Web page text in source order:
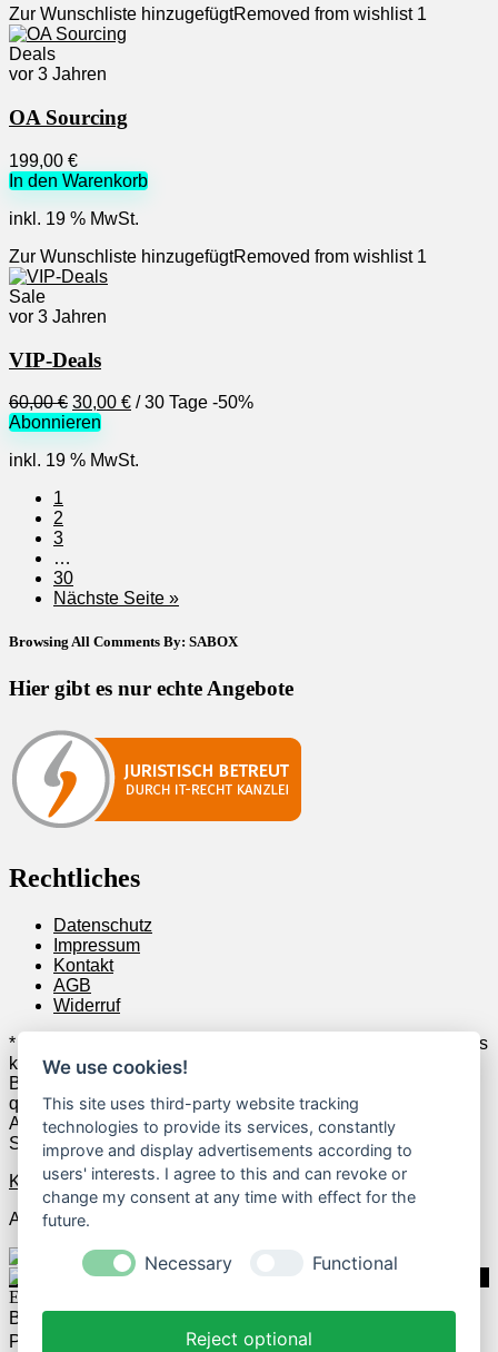
Zur Wunschliste hinzugefügtRemoved from wishlist 1
Deals
vor 3 Jahren
OA Sourcing
199,00 €
In den Warenkorb
inkl. 19 % MwSt.
Zur Wunschliste hinzugefügtRemoved from wishlist 1
Sale
vor 3 Jahren
VIP-Deals
60,00€ Ursprünglicher
Preis
60,00 €
30,00 €Aktueller
30,00 €.
/ 30 Tage -50%
Abonnieren
inkl. 19 % MwSt.
1
2
3
…
30
Nächste Seite »
Browsing All Comments By: SABOX
Hier gibt es nur echte Angebote
Rechtliches
Datenschutz
Impressum
Kontakt
AGB
Widerruf
* Wenn Du zum Anbieter klickst und anschließend z.B. etwas
kaufst, erhalten wir u.U. dafür Geld vom jeweiligen Anbieter.
Beispielsweise verdienen wir als Amazon-Partner an
qualifizierten Verkäufen. Das hat allerdings keine
Auswirkungen auf die Auswahl der geposteten Deals und
Schnäppchen.
Kontakt
Alle Rechte vorbehalten.
We use cookies!
This site uses third-party website tracking
technologies to provide its services, constantly
improve and display advertisements according to
users' interests. I agree to this and can revoke or
change my consent at any time with effect for the
future.
Necessary Functional
Reject optional
Einloggen
Benutzername
Passwort
Passwort vergessen?